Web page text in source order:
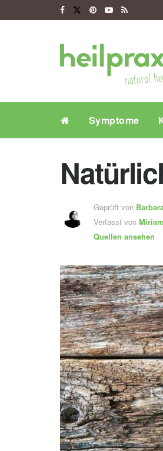
Symptome
Geprüft von
Verfasst von
Quellen ansehen